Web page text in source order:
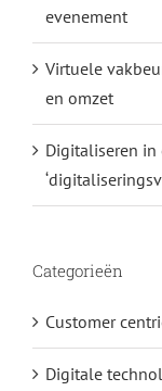
evenement
Virtuele
en omzet
Digitaliseren
Categorieën
Customer
Digitale